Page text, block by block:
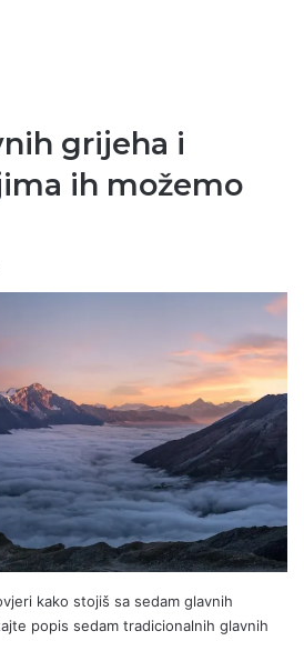
grijeha i
ih možemo
kako stojiš sa sedam glavnih
popis sedam tradicionalnih glavnih